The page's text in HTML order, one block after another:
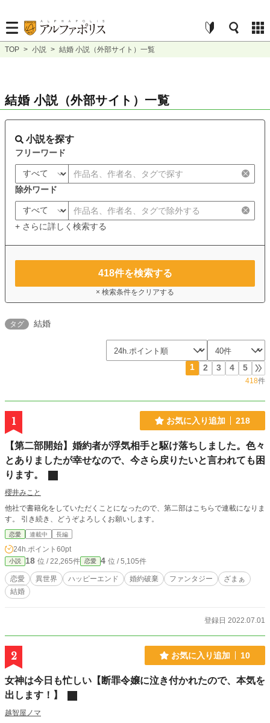
TOP > 小説 > 結婚 小説（外部サイト）一覧
結婚 小説（外部サイト）一覧
小説を探す
フリーワード
除外ワード
+ さらに詳しく検索する
418件を検索する
× 検索条件をクリアする
タグ 結婚
1 2 3 4 5
418件
1 お気に入り追加 218
【第二部開始】婚約者が浮気相手と駆け落ちしました。色々
とありましたが幸せなので、今さら戻りたいと言われても困
ります。
櫻井みこと
他社で書籍化をしていただくことになったので、第二部はこちらで連載になりま
す。 引き続き、どうぞよろしくお願いします。
恋愛 連載中 長編
24h.ポイント 60pt
小説 18 位 / 22,265件 恋愛 4 位 / 5,105件
恋愛 異世界 ハッピーエンド 婚約破棄 ファンタジー
ざまぁ
結婚
登録日 2022.07.01
2 お気に入り追加 10
女神は今日も忙しい【断罪令嬢に泣き付かれたので、本気を
出します！】
越智屋ノマ